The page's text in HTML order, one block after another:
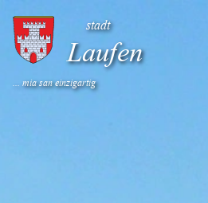
stadt
Laufen
... mia san einzigartig